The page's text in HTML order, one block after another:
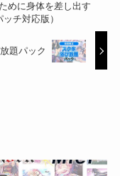
めに身体を差し出す
チ対応版）
題パック